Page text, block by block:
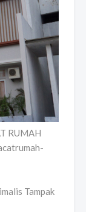
RUMAH